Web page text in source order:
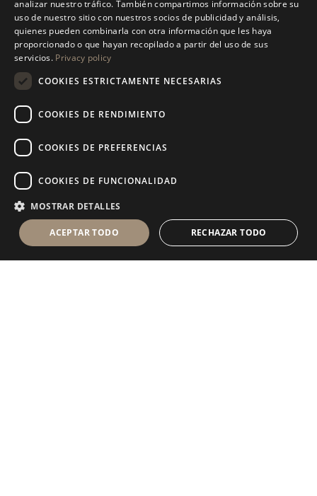
ENGLISH
SPANISH
analizar nuestro tráfico. También compartimos información sobre su
uso de nuestro sitio con nuestros socios de publicidad y análisis,
quienes pueden combinarla con otra información que les haya
proporcionado o que hayan recopilado a partir del uso de sus
servicios. Privacy policy
COOKIES ESTRICTAMENTE NECESARIAS
COOKIES DE RENDIMIENTO
COOKIES DE PREFERENCIAS
COOKIES DE FUNCIONALIDAD
MOSTRAR DETALLES
ACEPTAR TODO RECHAZAR TODO